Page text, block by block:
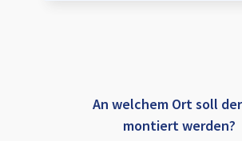
An welchem Ort soll
montiert werden?